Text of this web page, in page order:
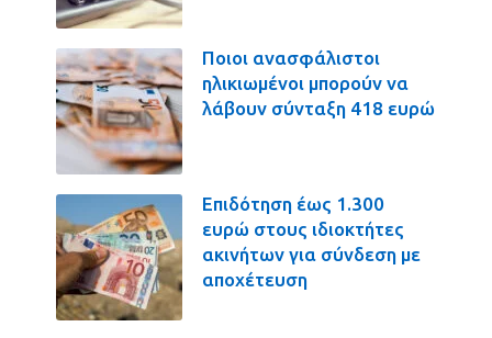
Ποιοι ανασφάλιστοι
ηλικιωμένοι μπορούν να
λάβουν σύνταξη 418 ευρώ
Επιδότηση έως 1.300
ευρώ στους ιδιοκτήτες
ακινήτων για σύνδεση με
αποχέτευση